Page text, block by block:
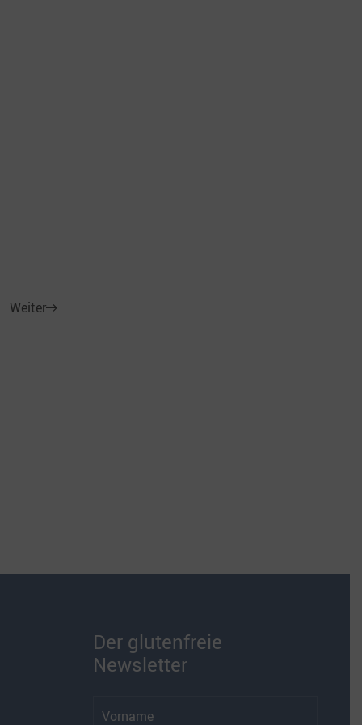
Weiter
Der glutenfreie
Newsletter